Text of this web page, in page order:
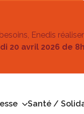
Enedis
20 avril 2026 de
Santé /